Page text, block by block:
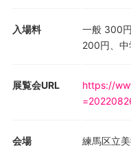
入場料
一般 300
200円、
展覧会URL
https://
会場
練馬区立